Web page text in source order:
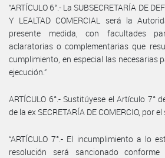
“ARTÍCULO 6°.- La SUBSECRETARÍA DE
Y LEALTAD COMERCIAL será la
presente medida, con facultades
aclaratorias o complementarias que
cumplimiento, en especial las necesarias
ejecución.”
ARTÍCULO 6°.- Sustitúyese el Artículo 7°
de la ex SECRETARÍA DE COMERCIO, por
“ARTÍCULO 7°.- El incumplimiento a lo
resolución será sancionado